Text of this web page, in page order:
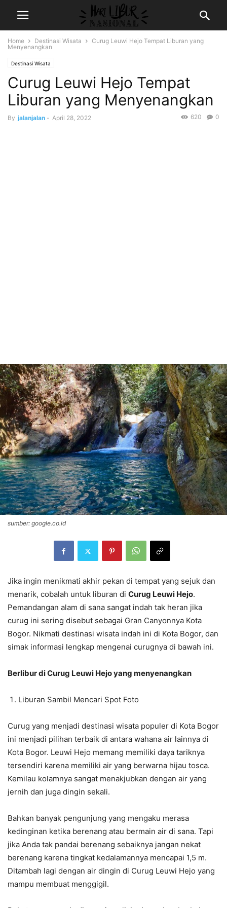
Home Destinasi Wisata
Curug Leuwi Hejo Tempat Liburan yang
Menyenangkan
Destinasi Wisata
Curug Leuwi Hejo Tempat
Liburan yang Menyenangkan
By jalanjalan - April 28, 2022 0
620
sumber: google.co.id
Jika ingin menikmati akhir pekan di tempat yang sejuk dan
menarik, cobalah untuk liburan di Curug Leuwi Hejo.
Pemandangan alam di sana sangat indah tak heran jika
curug ini sering disebut sebagai Gran Canyonnya Kota
Bogor. Nikmati destinasi wisata indah ini di Kota Bogor, dan
simak informasi lengkap mengenai curugnya di bawah ini.
Berlibur di Curug Leuwi Hejo yang menyenangkan
Liburan Sambil Mencari Spot Foto
Curug yang menjadi destinasi wisata populer di Kota Bogor
ini menjadi pilihan terbaik di antara wahana air lainnya di
Kota Bogor. Leuwi Hejo memang memiliki daya tariknya
tersendiri karena memiliki air yang berwarna hijau tosca.
Kemilau kolamnya sangat menakjubkan dengan air yang
jernih dan juga dingin sekali.
Bahkan banyak pengunjung yang mengaku merasa
kedinginan ketika berenang atau bermain air di sana. Tapi
jika Anda tak pandai berenang sebaiknya jangan nekat
berenang karena tingkat kedalamannya mencapai 1,5 m.
Ditambah lagi dengan air dingin di Curug Leuwi Hejo yang
mampu membuat menggigil.